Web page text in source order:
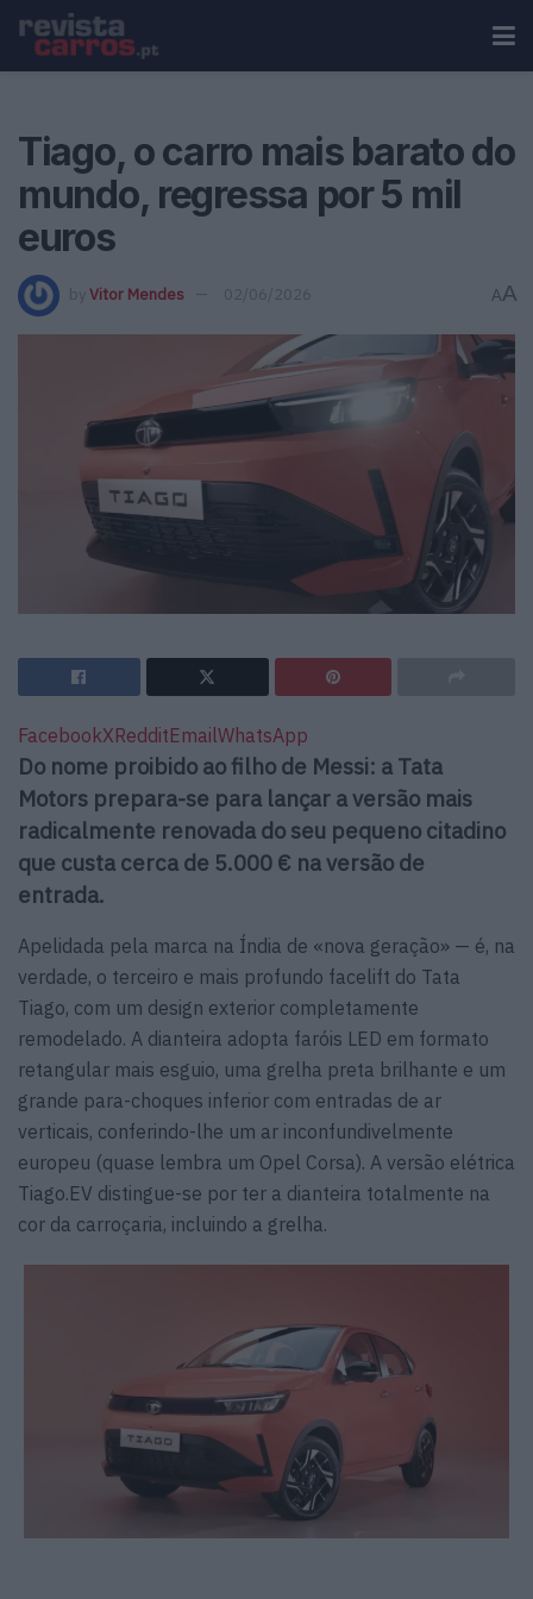
Tiago, o carro mais barato do
mundo, regressa por 5 mil
euros
by Vitor Mendes 02/06/2026 AA
FacebookXRedditEmailWhatsApp
Do nome proibido ao filho de Messi: a Tata
Motors prepara-se para lançar a versão mais
radicalmente renovada do seu pequeno citadino
que custa cerca de 5.000 € na versão de
entrada.
Apelidada pela marca na Índia de «nova geração» — é, na
verdade, o terceiro e mais profundo facelift do Tata
Tiago, com um design exterior completamente
remodelado. A dianteira adopta faróis LED em formato
retangular mais esguio, uma grelha preta brilhante e um
grande para-choques inferior com entradas de ar
verticais, conferindo-lhe um ar inconfundivelmente
europeu (quase lembra um Opel Corsa). A versão elétrica
Tiago.EV distingue-se por ter a dianteira totalmente na
cor da carroçaria, incluindo a grelha.